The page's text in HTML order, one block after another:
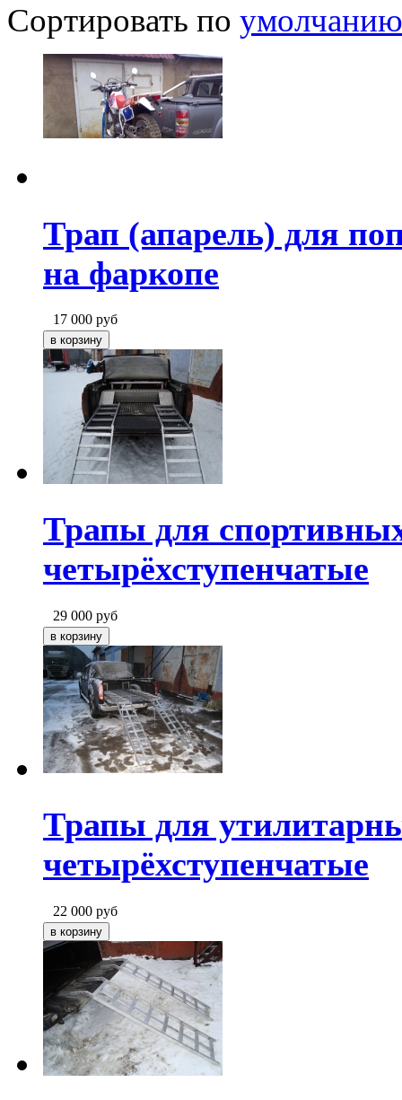
Сортировать по умолчанию
Трап (апарель) для
на фаркопе
17 000 руб
Трапы для
четырёхступенчатые
29 000 руб
Трапы для
четырёхступенчатые
22 000 руб